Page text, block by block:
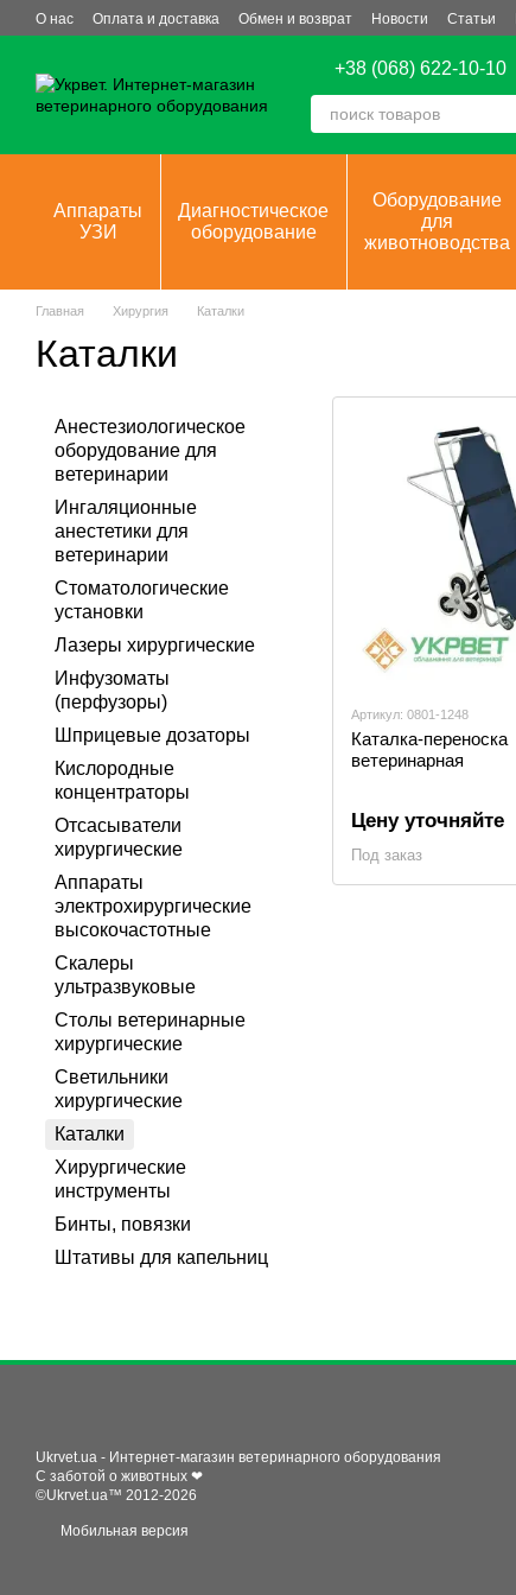
Перейти к основному контенту
О нас Оплата и доставка Обмен и возврат Новости Статьи
+38 (068) 622-10-10
Аппараты
УЗИ
Диагностическое
оборудование
Оборудование
для
животноводства
Главная Хирургия Каталки
Каталки
Артикул: 0801-1248
Каталка-переноска
ветеринарная
Цену уточняйте
Под заказ
Анестезиологическое
оборудование для
ветеринарии
Ингаляционные
анестетики для
ветеринарии
Стоматологические
установки
Лазеры хирургические
Инфузоматы
(перфузоры)
Шприцевые дозаторы
Кислородные
концентраторы
Отсасыватели
хирургические
Аппараты
электрохирургические
высокочастотные
Скалеры
ультразвуковые
Столы ветеринарные
хирургические
Светильники
хирургические
Каталки
Хирургические
инструменты
Бинты, повязки
Штативы для капельниц
Ukrvet.ua - Интернет-магазин ветеринарного оборудования
С заботой о животных ❤
©Ukrvet.ua™ 2012-2026
Мобильная версия